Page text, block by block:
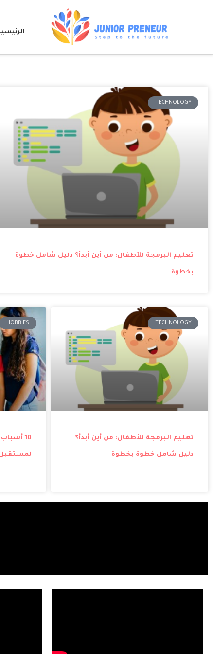
TECHNOLOGY
تعليم البرمجة للأطفال: من أين أبدأ؟ دليل شامل خطوة
بخطوة
TECHNOLOGY
تعليم البرمجة للأطفال: من أين أبدأ؟
دليل شامل خطوة بخطوة
HOBBIES
10